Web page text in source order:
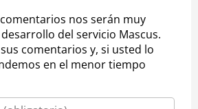
nos serán muy
del servicio Mascus.
comentarios y, si usted lo
en el menor tiempo